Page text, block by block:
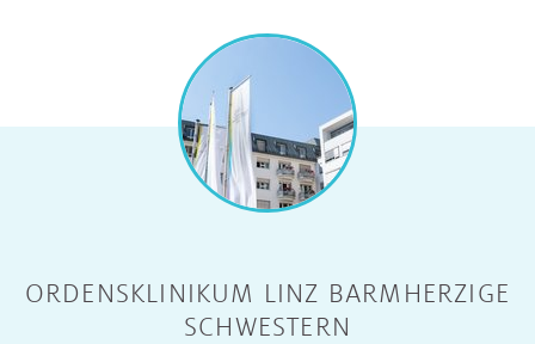
ORDENSKLINIKUM LINZ BARMHERZIGE
SCHWESTERN